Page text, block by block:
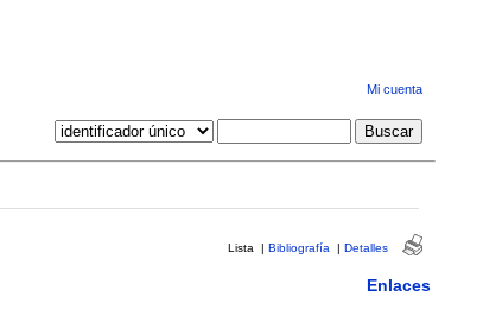
Mi cuenta
Lista | Bibliografía | Detalles
Enlaces